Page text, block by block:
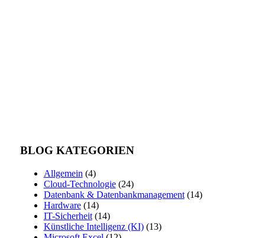
BLOG KATEGORIEN
Allgemein (4)
Cloud-Technologie(24)
Datenbank & Datenbankmanagement(14)
Hardware(14)
IT-Sicherheit(14)
Künstliche Intelligenz (KI)(13)